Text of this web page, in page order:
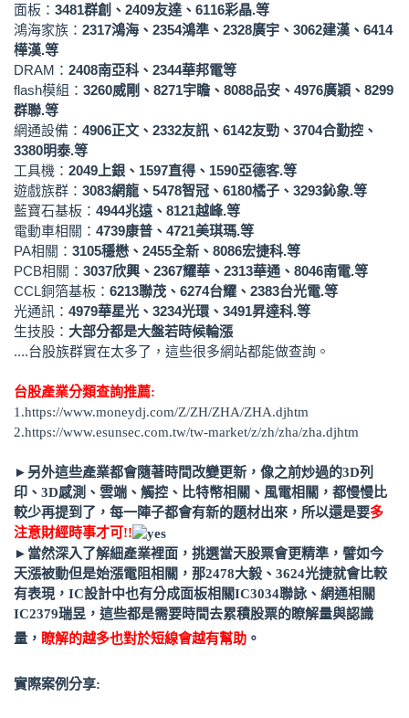
面板 ： 3481群創、2409友達、6116彩晶.等
鴻海家族 ： 2317鴻海、2354鴻準、2328廣宇、3062建漢、6414
樺漢.等
DRAM ： 2408南亞科、2344華邦電等
flash模組 ： 3260威剛、8271宇瞻、8088品安、4976廣穎、8299
群聯.等
網通設備 ： 4906正文、2332友訊、6142友勁、3704合勤控、
3380明泰.等
工具機 ： 2049上銀、1597直得、1590亞德客.等
遊戲族群 ： 3083網龍、5478智冠、6180橘子、3293鈊象.等
藍寶石基板 ： 4944兆遠、8121越峰.等
電動車相關 ： 4739康普、4721美琪瑪.等
PA相關 ： 3105穩懋、2455全新、8086宏捷科.等
PCB相關 ： 3037欣興、2367耀華、2313華通、8046南電.等
CCL銅箔基板 ： 6213聯茂、6274台耀、2383台光電.等
光通訊 ： 4979華星光、3234光環、3491昇達科.等
生技股 ： 大部分都是大盤若時候輪漲
....台股族群實在太多了，這些很多網站都能做查詢。
台股產業分類查詢推薦:
1.https://www.moneydj.com/Z/ZH/ZHA/ZHA.djhtm
2.https://www.esunsec.com.tw/tw-market/z/zh/zha/zha.djhtm
►另外這些產業都會隨著時間改變更新，像之前炒過的3D列
印、3D感測、雲端、觸控、比特幣相關、風電相關，都慢慢比
較少再提到了，每一陣子都會有新的題材出來，所以還是要多
注意財經時事才可!!
►當然深入了解細產業裡面，挑選當天股票會更精準，譬如今
天漲被動但是始漲電阻相關，那2478大毅、3624光捷就會比較
有表現，IC設計中也有分成面板相關IC3034聯詠、網通相關
IC2379瑞昱，這些都是需要時間去累積股票的瞭解量與認識
量， 瞭解的越多也對於短線會越有幫助 。
實際案例分享: